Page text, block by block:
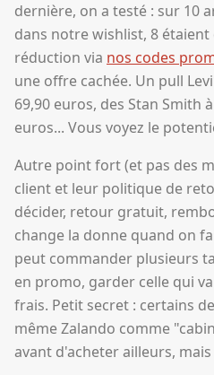
dernière, on a testé : sur 10
dans notre wishlist, 8
réduction via nos codes
une offre cachée. Un pull
69,90 euros, des Stan Smith
euros... Vous voyez le
Autre point fort (et pas des
client et leur politique de
décider, retour gratuit,
change la donne quand on
peut commander plusieurs
en promo, garder celle qui
frais. Petit secret : certains
même Zalando comme
avant d'acheter ailleurs,